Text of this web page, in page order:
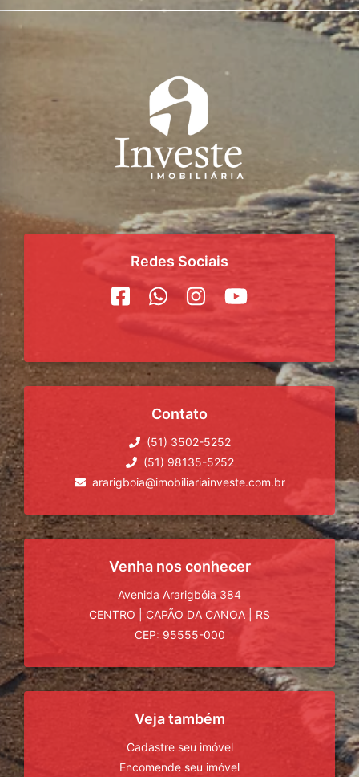
Redes Sociais
Contato
(51) 3502-5252
(51) 98135-5252
ararigboia@imobiliariainveste.com.br
Venha nos conhecer
Avenida Ararigbóia 384
CENTRO
CAPÃO DA CANOA
RS
CEP: 95555-000
Veja também
Cadastre seu imóvel
Encomende seu imóvel